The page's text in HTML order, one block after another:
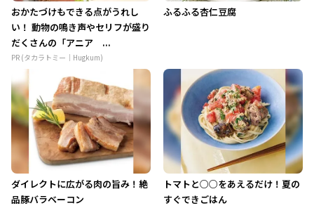
おかたづけもできる点がうれし
い！ 動物の鳴き声やセリフが盛り
だくさんの「アニア ...
PR (タカラトミー｜Hugkum)
ふるふる杏仁豆腐
ダイレクトに広がる肉の旨み！絶
品豚バラベーコン
トマトと○○をあえるだけ！夏の
すぐできごはん